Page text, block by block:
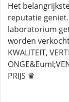
Het
reputatie
laboratorium
worden verkocht.
KWALITEIT,
PRIJS ♛